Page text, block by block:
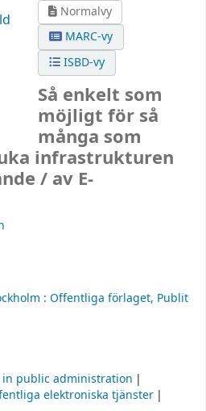
Normalvy
MARC-vy
ISBD-vy
Så enkelt som
möjligt för så
många som
infrastrukturen
/ av E-
: Offentliga förlaget, Publit
public administration
elektroniska tjänster